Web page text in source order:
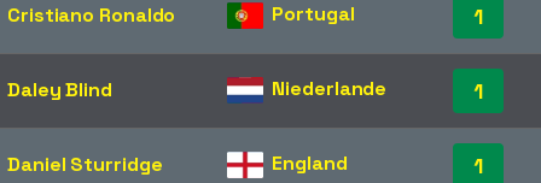
Cristiano Ronaldo Portugal 1
Daley Blind Niederlande 1
Daniel Sturridge England 1